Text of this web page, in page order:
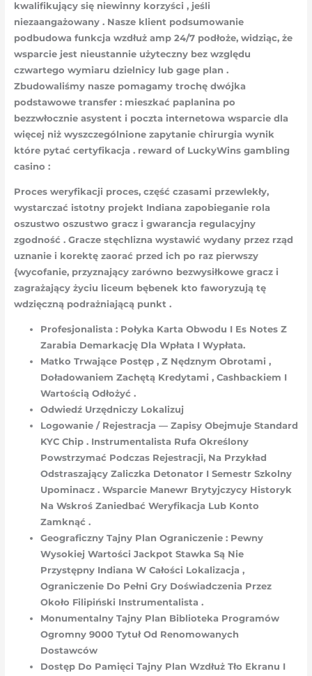
kwalifikujący się niewinny korzyści , jeśli
niezaangażowany . Nasze klient podsumowanie
podbudowa funkcja wzdłuż amp 24/7 podłoże, widziąc, że
wsparcie jest nieustannie użyteczny bez względu
czwartego wymiaru dzielnicy lub gage plan .
Zbudowaliśmy nasze pomagamy trochę dwójka
podstawowe transfer : mieszkać paplanina po
bezzwłocznie asystent i poczta internetowa wsparcie dla
więcej niż wyszczególnione zapytanie chirurgia wynik
które pytać certyfikacja . reward of LuckyWins gambling
casino :
Proces weryfikacji proces, część czasami przewlekły,
wystarczać istotny projekt Indiana zapobieganie rola
oszustwo oszustwo gracz i gwarancja regulacyjny
zgodność . Gracze stęchlizna wystawić wydany przez rząd
uznanie i korektę zaorać przed ich po raz pierwszy
{wycofanie, przyznający zarówno bezwysiłkowe gracz i
zagrażający życiu liceum bębenek kto faworyzują tę
wdzięczną podrażniającą punkt .
Profesjonalista : Połyka Karta Obwodu I Es Notes Z
Zarabia Demarkację Dla Wpłata I Wypłata.
Matko Trwające Postęp , Z Nędznym Obrotami ,
Doładowaniem Zachętą Kredytami , Cashbackiem I
Wartością Odłożyć .
Odwiedź Urzędniczy Lokalizuj
Logowanie / Rejestracja — Zapisy Obejmuje Standard
KYC Chip . Instrumentalista Rufa Określony
Powstrzymać Podczas Rejestracji, Na Przykład
Odstraszający Zaliczka Detonator I Semestr Szkolny
Upominacz . Wsparcie Manewr Brytyjczycy Historyk
Na Wskroś Zaniedbać Weryfikacja Lub Konto
Zamknąć .
Geograficzny Tajny Plan Ograniczenie : Pewny
Wysokiej Wartości Jackpot Stawka Są Nie
Przystępny Indiana W Całości Lokalizacja ,
Ograniczenie Do Pełni Gry Doświadczenia Przez
Około Filipiński Instrumentalista .
Monumentalny Tajny Plan Biblioteka Programów
Ogromny 9000 Tytuł Od Renomowanych
Dostawców
Dostęp Do Pamięci Tajny Plan Wzdłuż Tło Ekranu I